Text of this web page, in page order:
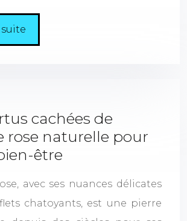
cachées de
rose naturelle pour
être
avec ses nuances délicates
chatoyants, est une pierre